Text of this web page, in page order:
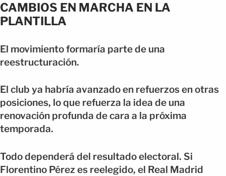
CAMBIOS EN MARCHA EN LA
PLANTILLA
El movimiento formaría parte de una
reestructuración.
El club ya habría avanzado en refuerzos en otras
posiciones, lo que refuerza la idea de una
renovación profunda de cara a la próxima
temporada.
Todo dependerá del resultado electoral. Si
Florentino Pérez es reelegido, el Real Madrid